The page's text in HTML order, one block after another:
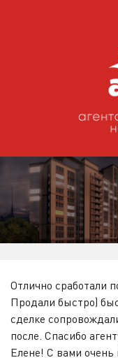
Отлично сработали
Продали быстро)
сделке
после. Спасибо
Елене! С вами